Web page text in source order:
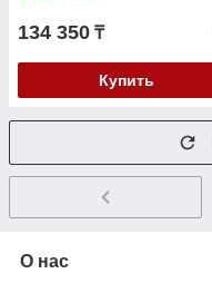
134 350 ₸
Купить
О нас